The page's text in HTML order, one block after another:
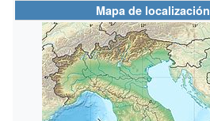
Mapa de localización